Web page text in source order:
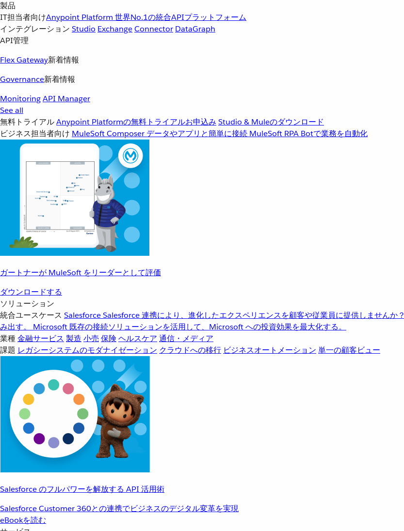
製品
IT担当者向けAnypoint Platform 世界No.1の統合APIプラットフォーム
インテグレーション Studio ExchangeConnector DataGraph
API管理
Flex Gateway新着情報
Governance新着情報
MonitoringAPI Manager
See all
無料トライアルAnypoint Platformの無料トライアルお申込み Studio & Muleのダウンロード
ビジネス担当者向け MuleSoft Composer データやアプリと簡単に接続 MuleSoft RPA Botで業務を自動化
ガートナーが MuleSoft をリーダーとして評価
ダウンロードする
ソリューション
統合ユースケース SalesforceSalesforce 連携により、進化したエクスペリエンスを顧客や従業員に提供しませんか？
み出す。
Microsoft 既存の接続ソリューションを活用して、Microsoft への投資効果を最大化する。
業種金融サービス 製造 小売 保険 ヘルスケア 通信・メディア
課題 レガシーシステムのモダナイゼーション クラウドへの移行 ビジネスオートメーション 単一の顧客ビュー
Salesforce のフルパワーを解放する API 活用術
Salesforce Customer 360との連携でビジネスのデジタル変革を実現
eBookを読む